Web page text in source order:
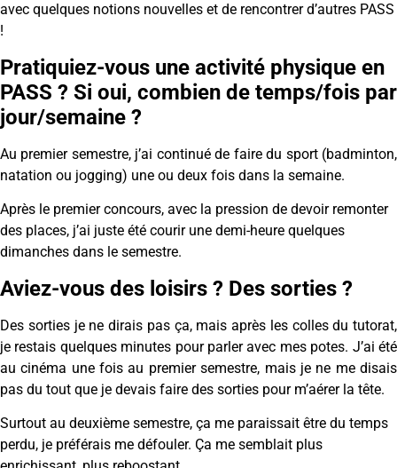
avec quelques notions nouvelles et de rencontrer d’autres PASS
!
Pratiquiez-vous une activité physique en
PASS ? Si oui, combien de temps/fois par
jour/semaine ?
Au premier semestre, j’ai continué de faire du sport (badminton,
natation ou jogging) une ou deux fois dans la semaine.
Après le premier concours, avec la pression de devoir remonter
des places, j’ai juste été courir une demi-heure quelques
dimanches dans le semestre.
Aviez-vous des loisirs ? Des sorties ?
Des sorties je ne dirais pas ça, mais après les colles du tutorat,
je restais quelques minutes pour parler avec mes potes. J’ai été
au cinéma une fois au premier semestre, mais je ne me disais
pas du tout que je devais faire des sorties pour m’aérer la tête.
Surtout au deuxième semestre, ça me paraissait être du temps
perdu, je préférais me défouler. Ça me semblait plus